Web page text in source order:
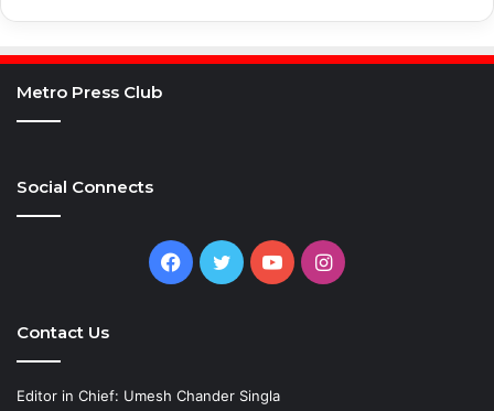
Metro Press Club
Social Connects
Facebook
TwitterYouTubeInstagram
Contact Us
Editor in Chief: Umesh Chander Singla